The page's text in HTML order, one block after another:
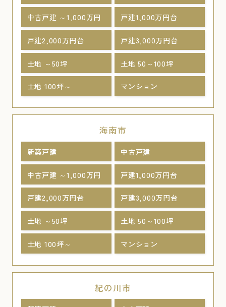
中古戸建 ～1,000万円 戸建1,000万円台
戸建2,000万円台 戸建3,000万円台
土地 ～50坪 土地 50～100坪
土地 100坪～ マンション
海南市
新築戸建 中古戸建
中古戸建 ～1,000万円 戸建1,000万円台
戸建2,000万円台 戸建3,000万円台
土地 ～50坪 土地 50～100坪
土地 100坪～ マンション
紀の川市